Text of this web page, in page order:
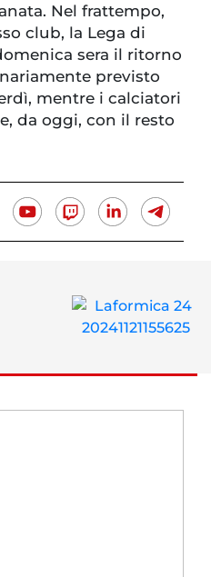
Nel frattempo,
club, la Lega di
sera il ritorno
previsto
mentre i calciatori
da oggi, con il resto